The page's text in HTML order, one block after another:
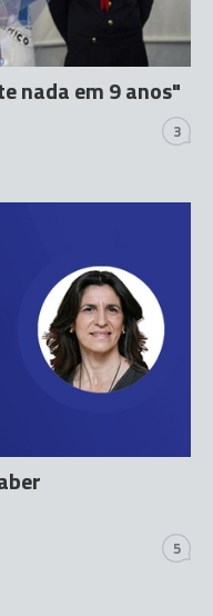
nada em 9 anos"
3
5